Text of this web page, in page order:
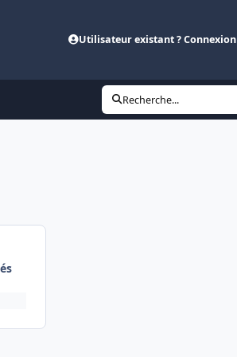
Utilisateur existant ? Connexion
Recherche...